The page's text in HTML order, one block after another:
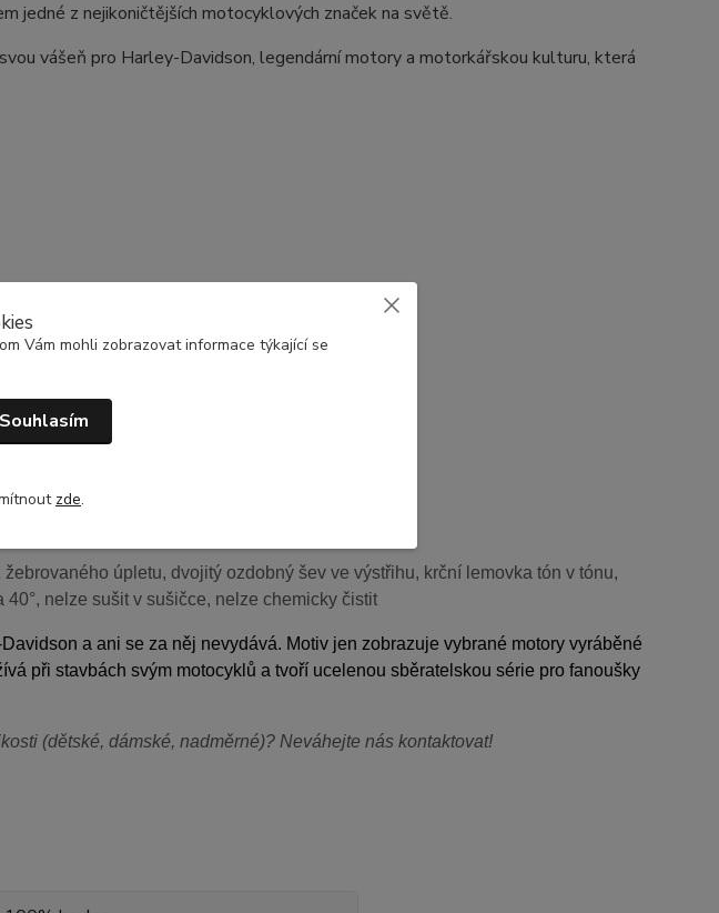
jedné z nejikoničtějších motocyklových značek na světě.
vášeň pro Harley-Davidson, legendární motory a motorkářskou kulturu, která
úpletu, dvojitý ozdobný šev ve výstřihu, krční lemovka tón v tónu,
nelze sušit v sušičce, nelze chemicky čistit
a ani se za něj nevydává. Motiv jen zobrazuje vybrané motory vyráběné
při stavbách svým motocyklů a tvoří ucelenou sběratelskou série pro fanoušky
(dětské, dámské, nadměrné)? Neváhejte nás kontaktovat!
Vám mohli zobrazovat informace týkající se
Souhlasím
zde.